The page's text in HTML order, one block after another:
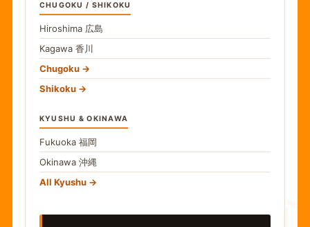
CHUGOKU / SHIKOKU
Hiroshima 広島
Kagawa 香川
Chugoku
Shikoku
KYUSHU & OKINAWA
Fukuoka 福岡
Okinawa 沖縄
All Kyushu